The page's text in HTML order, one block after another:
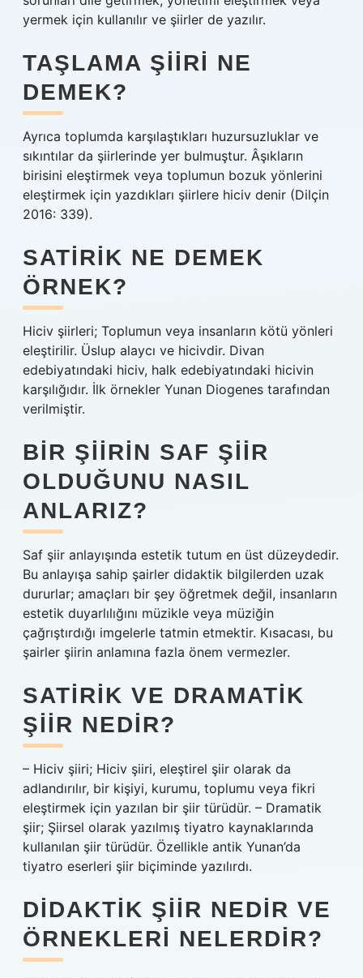
yermek için kullanılır ve şiirler de yazılır.
TAŞLAMA ŞIIRI NE
DEMEK?
Ayrıca toplumda karşılaştıkları huzursuzluklar ve
sıkıntılar da şiirlerinde yer bulmuştur. Âşıkların
birisini eleştirmek veya toplumun bozuk yönlerini
eleştirmek için yazdıkları şiirlere hiciv denir (Dilçin
2016: 339).
SATIRIK NE DEMEK
ÖRNEK?
Hiciv şiirleri; Toplumun veya insanların kötü yönleri
eleştirilir. Üslup alaycı ve hicivdir. Divan
edebiyatındaki hiciv, halk edebiyatındaki hicivin
karşılığıdır. İlk örnekler Yunan Diogenes tarafından
verilmiştir.
BIR ŞIIRIN SAF ŞIIR
OLDUĞUNU NASIL
ANLARIZ?
Saf şiir anlayışında estetik tutum en üst düzeydedir.
Bu anlayışa sahip şairler didaktik bilgilerden uzak
dururlar; amaçları bir şey öğretmek değil, insanların
estetik duyarlılığını müzikle veya müziğin
çağrıştırdığı imgelerle tatmin etmektir. Kısacası, bu
şairler şiirin anlamına fazla önem vermezler.
SATIRIK VE DRAMATIK
ŞIIR NEDIR?
– Hiciv şiiri; Hiciv şiiri, eleştirel şiir olarak da
adlandırılır, bir kişiyi, kurumu, toplumu veya fikri
eleştirmek için yazılan bir şiir türüdür. – Dramatik
şiir; Şiirsel olarak yazılmış tiyatro kaynaklarında
kullanılan şiir türüdür. Özellikle antik Yunan’da
tiyatro eserleri şiir biçiminde yazılırdı.
DIDAKTIK ŞIIR NEDIR VE
ÖRNEKLERI NELERDIR?